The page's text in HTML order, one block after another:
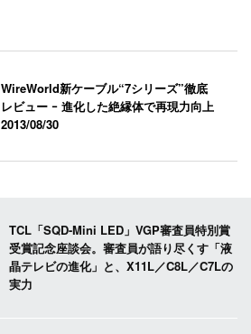
WireWorld新ケーブル“7シリーズ”徹底
レビュー ｰ 進化した絶縁体で再現力向上
2013/08/30
TCL「SQD-Mini LED」VGP審査員特別賞
受賞記念座談会。審査員が語り尽くす「液
晶テレビの進化」と、X11L／C8L／C7Lの
実力